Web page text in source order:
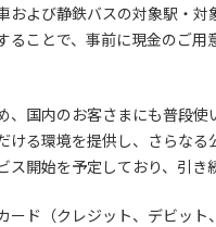
および静鉄バスの対象駅・
ることで、事前に現金のご
、国内のお客さまにも普段
ける環境を提供し、さらな
開始を予定しており、引き
ード（クレジット、デビッ